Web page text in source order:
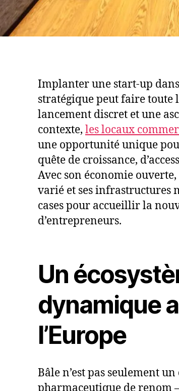
Implanter une start-up
stratégique peut faire toute
lancement discret et une
contexte, les locaux
une opportunité unique
quête de croissance,
Avec son économie
varié et ses infrastructures
cases pour accueillir la
d’entrepreneurs.
Un
dynamique
l’Europe
Bâle n’est pas seulement
pharmaceutique de renom